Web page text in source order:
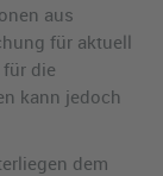
aus
für aktuell
die
kann jedoch
dem